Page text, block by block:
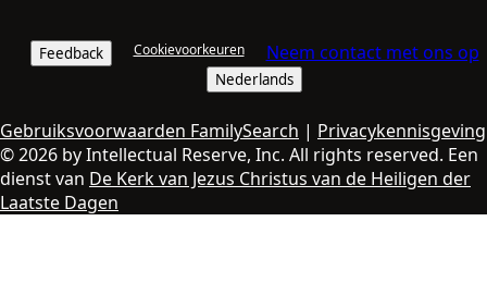
Feedback Cookievoorkeuren Neem contact met ons op
Nederlands
Gebruiksvoorwaarden FamilySearch | Privacykennisgeving
© 2026 by Intellectual Reserve, Inc. All rights reserved. Een
dienst van De Kerk van Jezus Christus van de Heiligen der
Laatste Dagen